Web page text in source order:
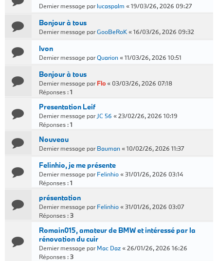
Dernier message parlucaspalm «19/03/26, 2026 09:27
Bonjour à tous
Dernier message parGooBeRoK«16/03/26, 2026 09:32
Ivon
Dernier message parQuarion«11/03/26, 2026 10:51
Bonjour à tous
Dernier message parFlo« 03/03/26, 2026 07:18
Réponses :1
Presentation Leif
Dernier message par JC 56 «23/02/26, 2026 10:19
Réponses :1
Nouveau
Dernier message parBauman«10/02/26, 2026 11:37
Felinhio, je me présente
Dernier message parFelinhio«31/01/26, 2026 03:14
Réponses :1
présentation
Dernier message parFelinhio«31/01/26, 2026 03:07
Réponses :3
Romain015, amateur de BMW et intéressé par la
rénovation du cuir
Dernier message parMac Daz«26/01/26, 2026 16:26
Réponses :3